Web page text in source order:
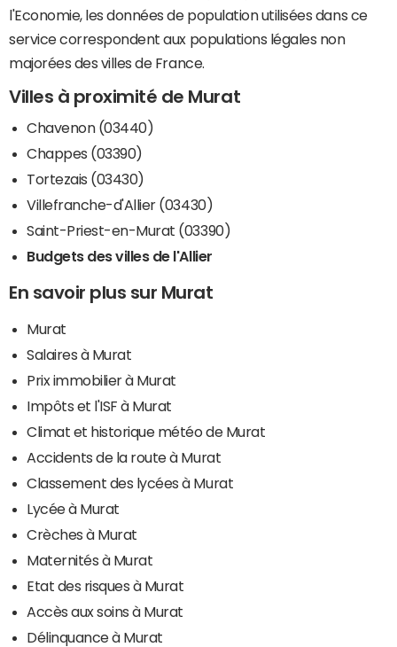
l'Economie, les données de population utilisées dans ce
service correspondent aux populations légales non
majorées des villes de France.
Villes à proximité de Murat
Chavenon (03440)
Chappes (03390)
Tortezais (03430)
Villefranche-d'Allier (03430)
Saint-Priest-en-Murat (03390)
Budgets des villes de l'Allier
En savoir plus sur Murat
Murat
Salaires à Murat
Prix immobilier à Murat
Impôts et l'ISF à Murat
Climat et historique météo de Murat
Accidents de la route à Murat
Classement des lycées à Murat
Lycée à Murat
Crèches à Murat
Maternités à Murat
Etat des risques à Murat
Accès aux soins à Murat
Délinquance à Murat